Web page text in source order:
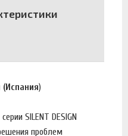
)
SILENT DESIGN
проблем